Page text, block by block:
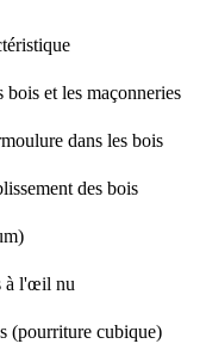
et les maçonneries
dans les bois
des bois
à l'œil nu
(pourriture cubique)